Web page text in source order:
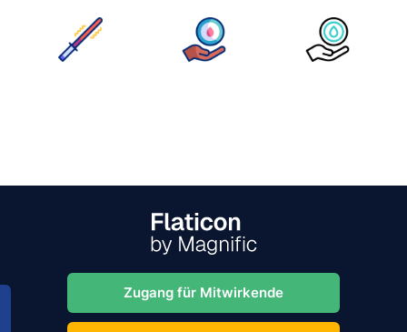
Zugang für Mitwirkende